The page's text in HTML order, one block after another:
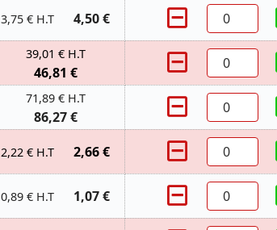
3,75 € H.T 4,50 €
39,01 € H.T
46,81 €
71,89 € H.T
86,27 €
2,22 € H.T 2,66 €
0,89 € H.T 1,07 €